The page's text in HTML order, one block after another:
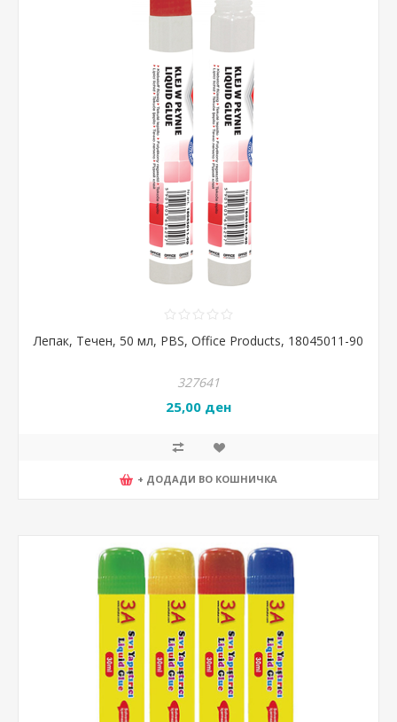
Лепак, Течен, 50 мл, PBS, Office Products, 18045011-90
327641
25,00 ден
+ ДОДАДИ ВО КОШНИЧКА